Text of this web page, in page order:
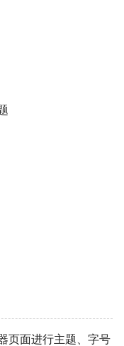
页面进行主题、字号